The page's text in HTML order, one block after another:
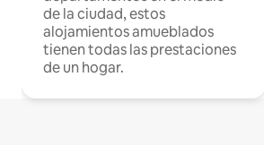
de la ciudad, estos
alojamientos amueblados
tienen todas las prestaciones
de un hogar.